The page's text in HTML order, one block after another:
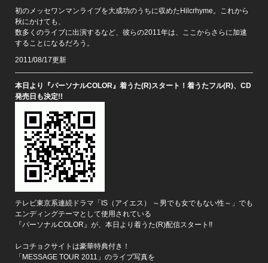
初のメッセワンマンライブを大成功のうちに収めたHilcrhyme。これから
秋にかけても、
数多くのライブに出演するなど、彼らの2011年は、ここからさらに加速
することになるだろう。
2011/08/17更新
本日より『パーソナルCOLOR』着うた(R)スタート！着うたフル(R)、CD
発売日も決定!!
テレビ東京系連続ドラマ「IS（アイエス） ～男でも女でもない性～」でも
エンディングテーマとして使用されている
『パーソナルCOLOR』が、本日より着うた(R)配信スタート!!
レコチョクサイトは豪華特典付き！
「MESSAGE TOUR 2011」のライブ写真を